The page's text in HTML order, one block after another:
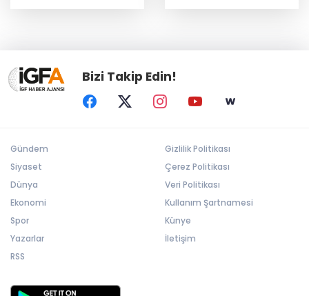
umut oluyor
Bizi Takip Edin!
Gündem
Siyaset
Dünya
Ekonomi
Spor
Yazarlar
RSS
Gizlilik Politikası
Çerez Politikası
Veri Politikası
Kullanım Şartnamesi
Künye
İletişim